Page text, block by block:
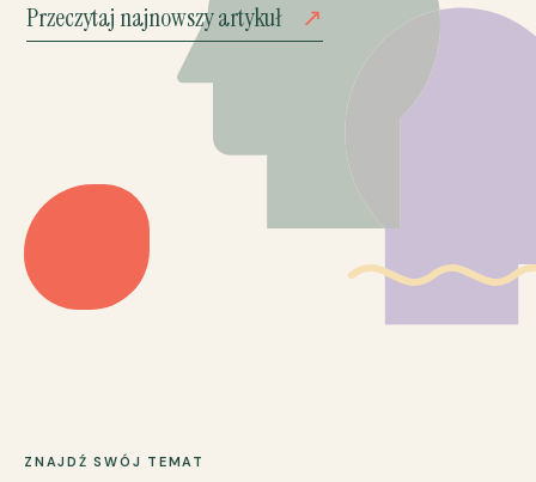
Przeczytaj najnowszy artykuł ↗
ZNAJDŹ SWÓJ TEMAT